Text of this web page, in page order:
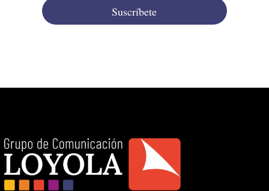
Suscríbete